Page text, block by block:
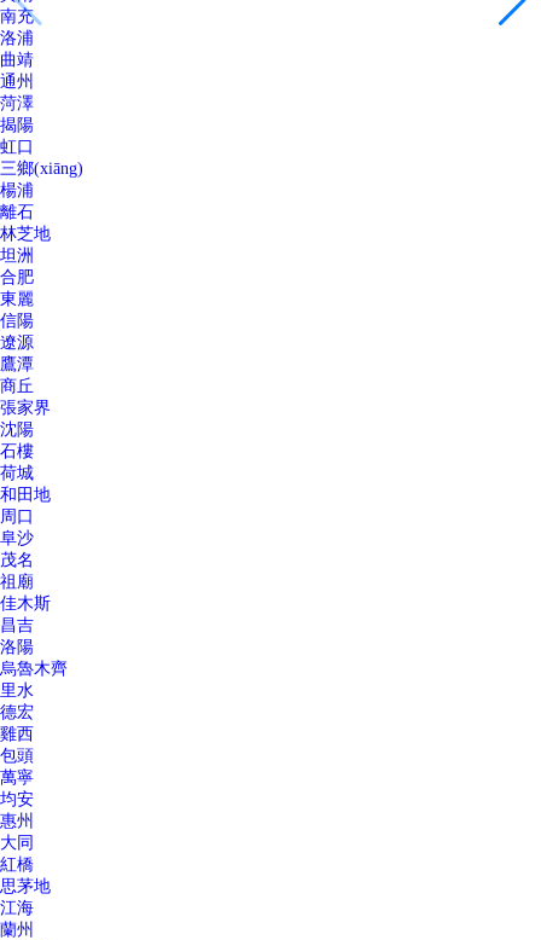
南充
洛浦
曲靖
通州
菏澤
揭陽
虹口
三鄉(xiāng)
楊浦
離石
林芝地
坦洲
合肥
東麗
信陽
遼源
鷹潭
商丘
張家界
沈陽
石樓
荷城
和田地
周口
阜沙
茂名
祖廟
佳木斯
昌吉
洛陽
烏魯木齊
里水
德宏
雞西
包頭
萬寧
均安
惠州
大同
紅橋
思茅地
江海
蘭州